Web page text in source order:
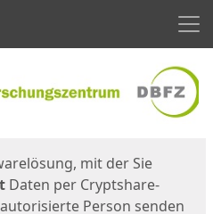
mit der Sie
Daten per Cryptshare-
Person senden